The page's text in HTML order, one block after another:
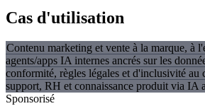
Cas d'utilisation
Contenu marketing et vente à la marque, à
agents/apps IA internes ancrés sur les
conformité, règles légales et d'inclusivité au
support, RH et connaissance produit via IA
Sponsorisé